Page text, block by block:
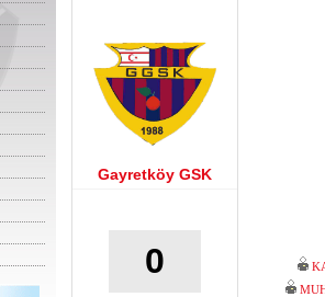
Gayretköy GSK
0